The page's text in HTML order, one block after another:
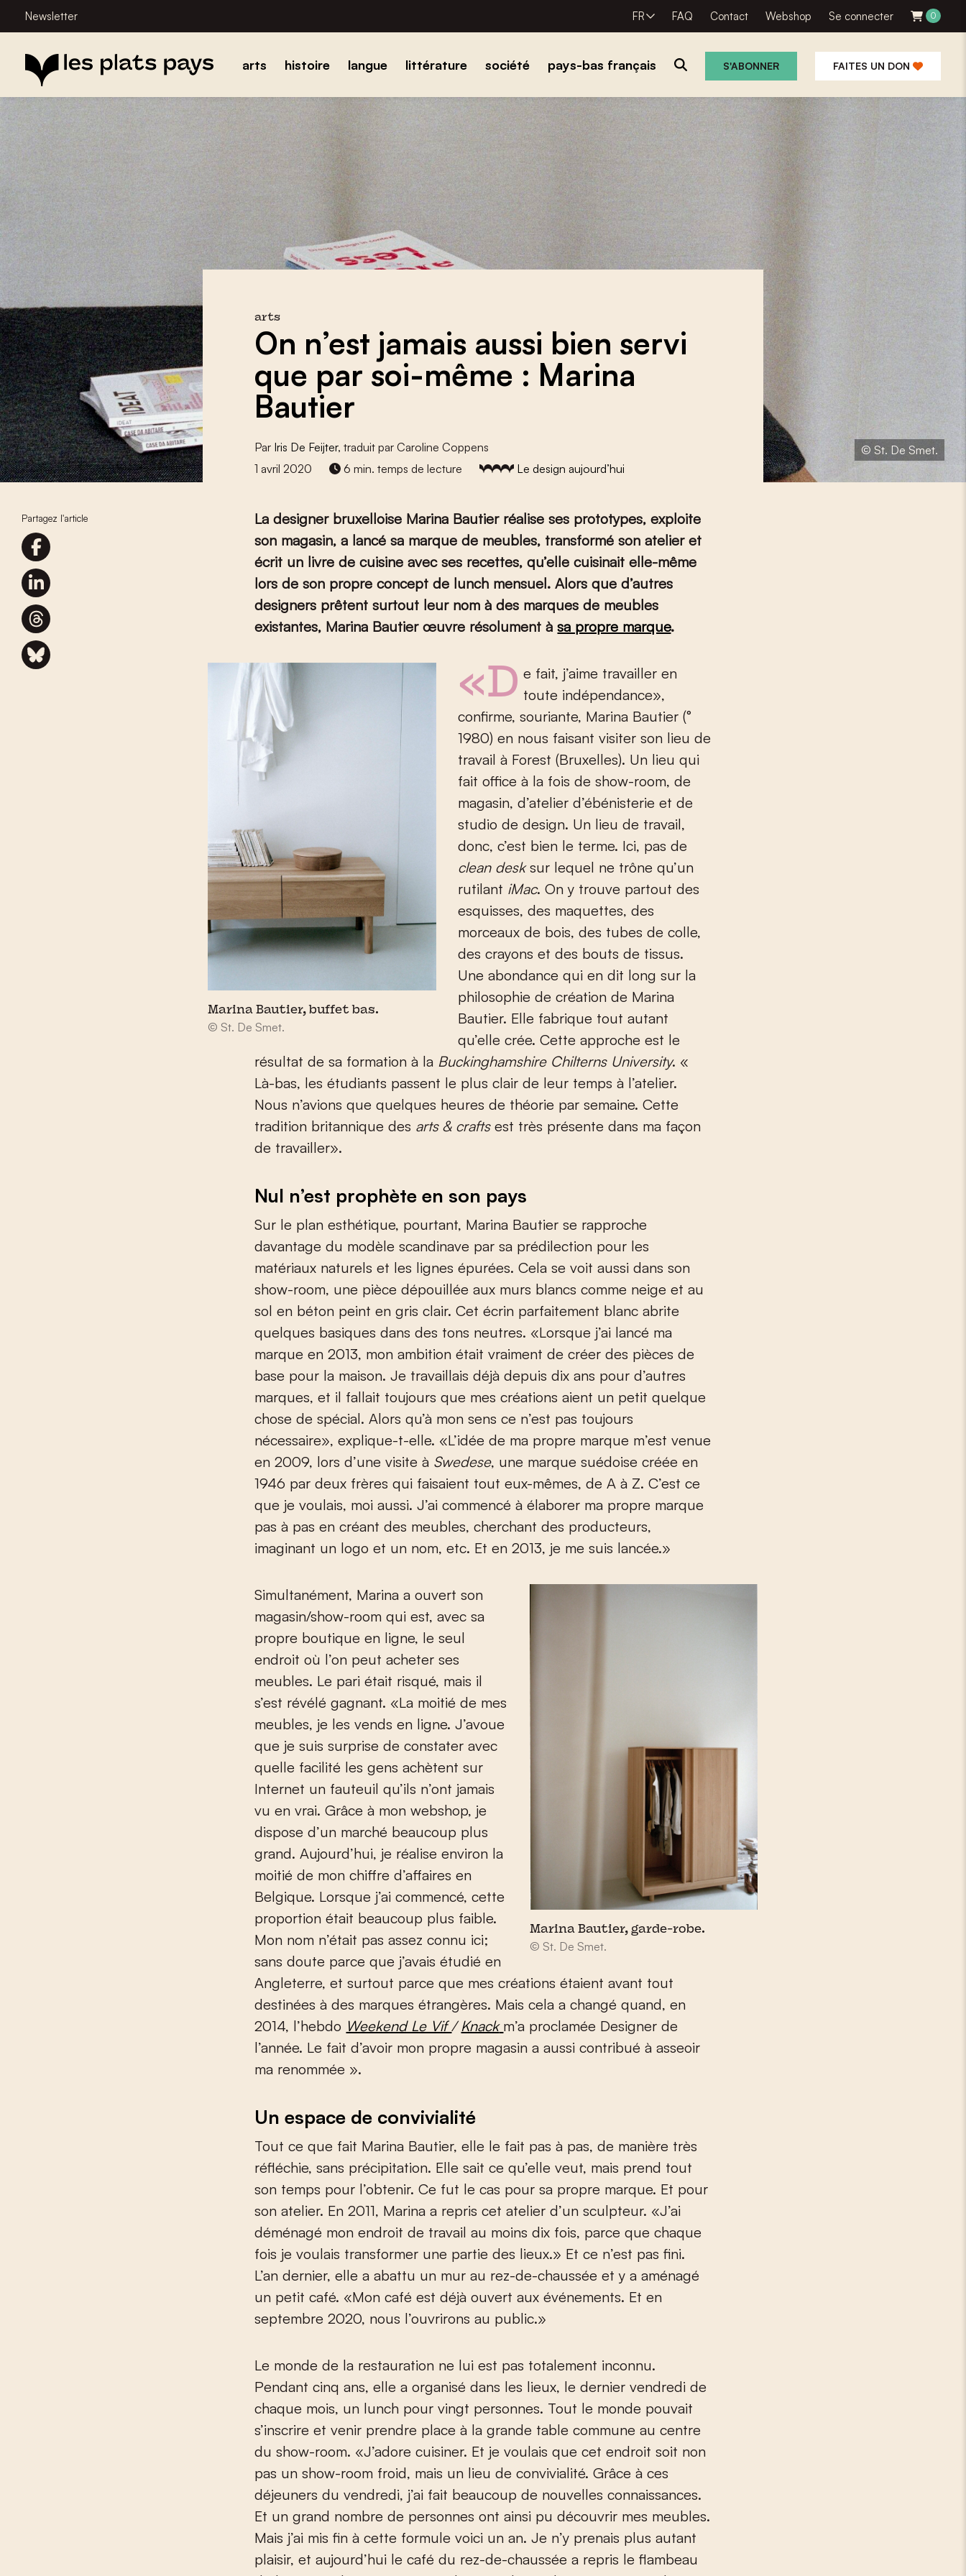
Newsletter FR FAQ Contact Webshop Se connecter 0
arts histoire langue littérature société pays-bas français S'ABONNER FAITES UN DON
© St. De Smet.
Partagez l'article
arts
On n’est jamais aussi bien servi
que par soi-même : Marina
Bautier
Par Iris De Feijter, traduit par Caroline Coppens
1 avril 2020
6 min. temps de lecture Le design aujourd’hui
La designer bruxelloise Marina Bautier réalise ses prototypes, exploite
son magasin, a lancé sa marque de meubles, transformé son atelier et
écrit un livre de cuisine avec ses recettes, qu’elle cuisinait elle-même
lors de son propre concept de lunch mensuel. Alors que d’autres
designers prêtent surtout leur nom à des marques de meubles
existantes, Marina Bautier œuvre résolument àsa propre marque.
Marina Bautier, buffet bas.
© St. De Smet.
«De fait, j’aime travailler en toute indépendance»,
confirme, souriante, Marina Bautier (°
1980) en nous faisant visiter son lieu de
travail à Forest (Bruxelles). Un lieu qui
fait office à la fois de show-room, de
magasin, d’atelier d’ébénisterie et de
studio de design. Un lieu de travail,
donc, c’est bien le terme. Ici, pas de
clean desksur lequel ne trône qu’un
rutilant iMac. On y trouve partout des
esquisses, des maquettes, des
morceaux de bois, des tubes de colle,
des crayons et des bouts de tissus.
Une abondance qui en dit long sur la
philosophie de création de Marina
Bautier. Elle fabrique tout autant
qu’elle crée. Cette approche est le
résultat de sa formation à la Buckinghamshire Chilterns University. «
Là-bas, les étudiants passent le plus clair de leur temps à l’atelier.
Nous n’avions que quelques heures de théorie par semaine. Cette
tradition britannique des arts & craftsest très présente dans ma façon
de travailler».
Nul n’est prophète en son pays
Sur le plan esthétique, pourtant, Marina Bautier se rapproche
davantage du modèle scandinave par sa prédilection pour les
matériaux naturels et les lignes épurées. Cela se voit aussi dans son
show-room, une pièce dépouillée aux murs blancs comme neige et au
sol en béton peint en gris clair. Cet écrin parfaitement blanc abrite
quelques basiques dans des tons neutres. «Lorsque j’ai lancé ma
marque en 2013, mon ambition était vraiment de créer des pièces de
base pour la maison. Je travaillais déjà depuis dix ans pour d’autres
marques, et il fallait toujours que mes créations aient un petit quelque
chose de spécial. Alors qu’à mon sens ce n’est pas toujours
nécessaire», explique-t-elle. «L’idée de ma propre marque m’est venue
en 2009, lors d’une visite à Swedese, une marque suédoise créée en
1946 par deux frères qui faisaient tout eux-mêmes, de A à Z. C’est ce
que je voulais, moi aussi. J’ai commencé à élaborer ma propre marque
pas à pas en créant des meubles, cherchant des producteurs,
imaginant un logo et un nom, etc. Et en 2013, je me suis lancée.»
Marina Bautier, garde-robe.
© St. De Smet.
Simultanément, Marina a ouvert son
magasin/show-room qui est, avec sa
propre boutique en ligne, le seul
endroit où l’on peut acheter ses
meubles. Le pari était risqué, mais il
s’est révélé gagnant. «La moitié de mes
meubles, je les vends en ligne. J’avoue
que je suis surprise de constater avec
quelle facilité les gens achètent sur
Internet un fauteuil qu’ils n’ont jamais
vu en vrai. Grâce à mon webshop, je
dispose d’un marché beaucoup plus
grand. Aujourd’hui, je réalise environ la
moitié de mon chiffre d’affaires en
Belgique. Lorsque j’ai commencé, cette
proportion était beaucoup plus faible.
Mon nom n’était pas assez connu ici;
sans doute parce que j’avais étudié en
Angleterre, et surtout parce que mes créations étaient avant tout
destinées à des marques étrangères. Mais cela a changé quand, en
2014, l’hebdo Weekend Le Vif/Knack m’a proclamée Designer de
l’année. Le fait d’avoir mon propre magasin a aussi contribué à asseoir
ma renommée ».
Un espace de convivialité
Tout ce que fait Marina Bautier, elle le fait pas à pas, de manière très
réfléchie, sans précipitation. Elle sait ce qu’elle veut, mais prend tout
son temps pour l’obtenir. Ce fut le cas pour sa propre marque. Et pour
son atelier. En 2011, Marina a repris cet atelier d’un sculpteur. «J’ai
déménagé mon endroit de travail au moins dix fois, parce que chaque
fois je voulais transformer une partie des lieux.» Et ce n’est pas fini.
L’an dernier, elle a abattu un mur au rez-de-chaussée et y a aménagé
un petit café. «Mon café est déjà ouvert aux événements. Et en
septembre 2020, nous l’ouvrirons au public.»
Le monde de la restauration ne lui est pas totalement inconnu.
Pendant cinq ans, elle a organisé dans les lieux, le dernier vendredi de
chaque mois, un lunch pour vingt personnes. Tout le monde pouvait
s’inscrire et venir prendre place à la grande table commune au centre
du show-room. «J’adore cuisiner. Et je voulais que cet endroit soit non
pas un show-room froid, mais un lieu de convivialité. Grâce à ces
déjeuners du vendredi, j’ai fait beaucoup de nouvelles connaissances.
Et un grand nombre de personnes ont ainsi pu découvrir mes meubles.
Mais j’ai mis fin à cette formule voici un an. Je n’y prenais plus autant
plaisir, et aujourd’hui le café du rez-de-chaussée a repris le flambeau